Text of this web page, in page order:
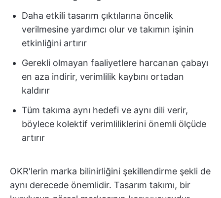
Daha etkili tasarım çıktılarına öncelik
verilmesine yardımcı olur ve takımın işinin
etkinliğini artırır
Gerekli olmayan faaliyetlere harcanan çabayı
en aza indirir, verimlilik kaybını ortadan
kaldırır
Tüm takıma aynı hedefi ve aynı dili verir,
böylece kolektif verimliliklerini önemli ölçüde
artırır
OKR'lerin marka bilinirliğini şekillendirme şekli de
aynı derecede önemlidir. Tasarım takımı, bir